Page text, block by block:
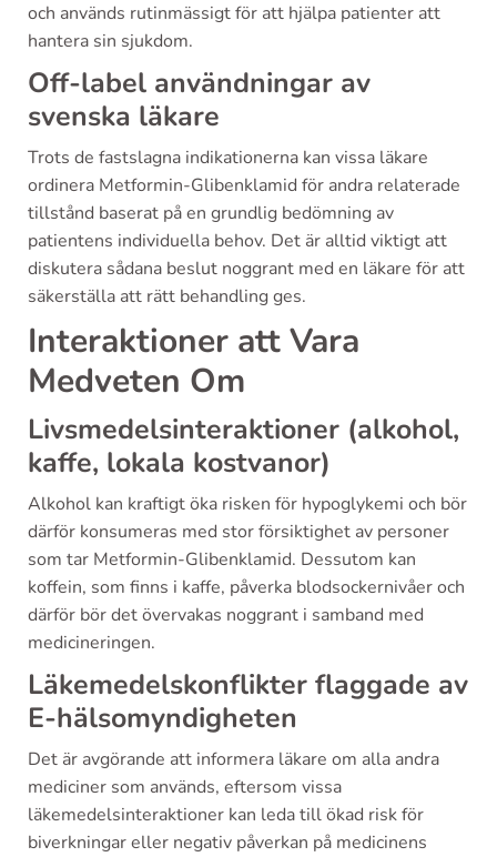
och används rutinmässigt för att hjälpa patienter att
hantera sin sjukdom.
Off-label användningar av
svenska läkare
Trots de fastslagna indikationerna kan vissa läkare
ordinera Metformin-Glibenklamid för andra relaterade
tillstånd baserat på en grundlig bedömning av
patientens individuella behov. Det är alltid viktigt att
diskutera sådana beslut noggrant med en läkare för att
säkerställa att rätt behandling ges.
Interaktioner att Vara
Medveten Om
Livsmedelsinteraktioner (alkohol,
kaffe, lokala kostvanor)
Alkohol kan kraftigt öka risken för hypoglykemi och bör
därför konsumeras med stor försiktighet av personer
som tar Metformin-Glibenklamid. Dessutom kan
koffein, som finns i kaffe, påverka blodsockernivåer och
därför bör det övervakas noggrant i samband med
medicineringen.
Läkemedelskonflikter flaggade av
E-hälsomyndigheten
Det är avgörande att informera läkare om alla andra
mediciner som används, eftersom vissa
läkemedelsinteraktioner kan leda till ökad risk för
biverkningar eller negativ påverkan på medicinens